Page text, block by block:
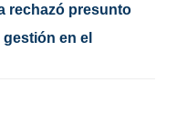
rechazó presunto
en el